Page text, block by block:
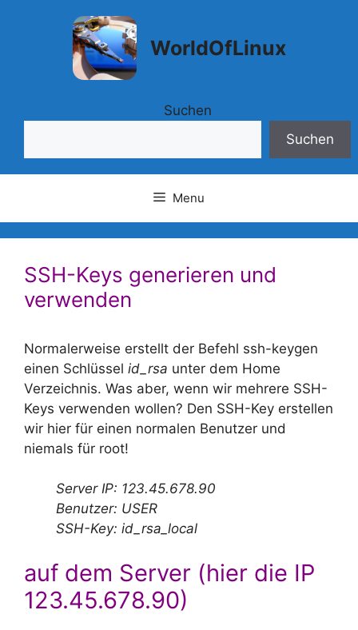
WorldOfLinux
Suchen
Suchen
Menu
SSH-Keys generieren und
verwenden
Normalerweise erstellt der Befehl ssh-keygen
einen Schlüssel id_rsa unter dem Home
Verzeichnis. Was aber, wenn wir mehrere SSH-
Keys verwenden wollen? Den SSH-Key erstellen
wir hier für einen normalen Benutzer und
niemals für root!
Server IP: 123.45.678.90
Benutzer: USER
SSH-Key: id_rsa_local
auf dem Server (hier die IP
123.45.678.90)